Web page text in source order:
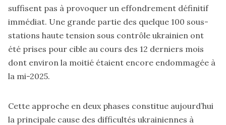
suffisent pas à provoquer un effondrement définitif
immédiat. Une grande partie des quelque 100 sous-
stations haute tension sous contrôle ukrainien ont
été prises pour cible au cours des 12 derniers mois
dont environ la moitié étaient encore endommagée à
la mi-2025.
Cette approche en deux phases constitue aujourd’hui
la principale cause des difficultés ukrainiennes à